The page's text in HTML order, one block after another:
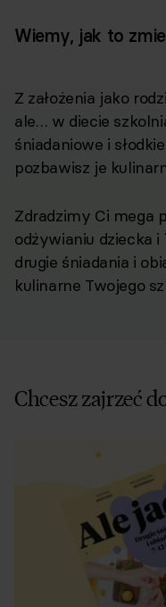
Wiemy, jak to
Z założenia jako
ale… w diecie
śniadaniowe i
pozbawisz je
Zdradzimy Ci mega
odżywianiu dziecka i
drugie śniadania i
kulinarne Twojego
Chcesz zajrzeć